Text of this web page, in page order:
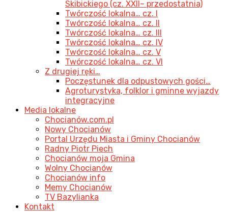
Skibickiego (cz. XXII– przedostatnia)
Twórczość lokalna… cz. I
Twórczość lokalna… cz. II
Twórczość lokalna… cz. III
Twórczość lokalna… cz. IV
Twórczość lokalna… cz. V
Twórczość lokalna… cz. VI
Z drugiej ręki…
Poczęstunek dla odpustowych gości…
Agroturystyka, folklor i gminne wyjazdy
integracyjne
Media lokalne
Chocianów.com.pl
Nowy Chocianów
Portal Urzędu Miasta i Gminy Chocianów
Radny Piotr Piech
Chocianów moja Gmina
Wolny Chocianów
Chocianów info
Memy Chocianów
TV Bazylianka
Kontakt